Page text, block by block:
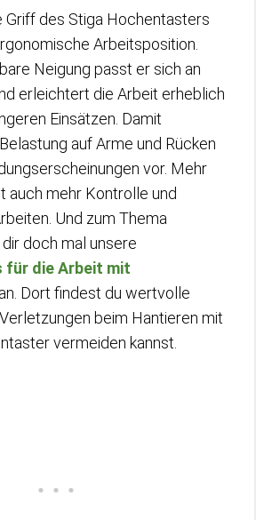
Griff des Stiga Hochentasters
Arbeitsposition.
Neigung passt er sich an
erleichtert die Arbeit erheblich
Einsätzen. Damit
auf Arme und Rücken
vor. Mehr
auch mehr Kontrolle und
Und zum Thema
doch mal unsere
für die Arbeit mit
an. Dort findest du wertvolle
beim Hantieren mit
vermeiden kannst.